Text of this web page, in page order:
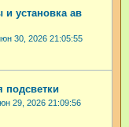
установка ав
30, 2026 21:05:55
подсветки
29, 2026 21:09:56